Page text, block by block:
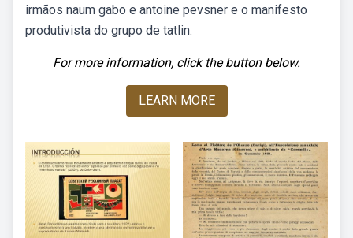
irmãos naum gabo e antoine pevsner e o manifesto
produtivista do grupo de tatlin.
For more information, click the button below.
LEARN MORE